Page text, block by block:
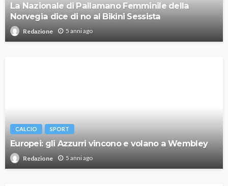
La Nazionale di Pallamano Femminile della
Norvegia dice di no al Bikini Sessista
Redazione 5 anni ago
CALCIO SPORT
Europei: gli Azzurri vincono e volano a Wembley
Redazione 5 anni ago